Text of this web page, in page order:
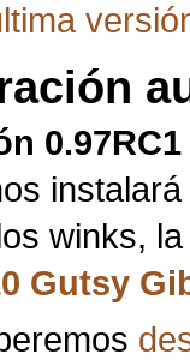
0.97RC1
winks,
Gutsy